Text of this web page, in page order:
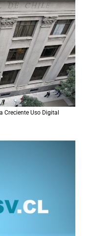
Creciente Uso Digital